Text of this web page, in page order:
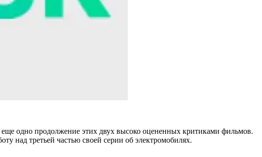
одно продолжение этих двух высоко оцененных критиками фильмов.
над третьей частью своей серии об электромобилях.